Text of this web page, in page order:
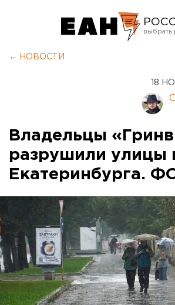
← НОВОСТИ
18
Владельцы
разрушили улицы
Екатеринбурга.